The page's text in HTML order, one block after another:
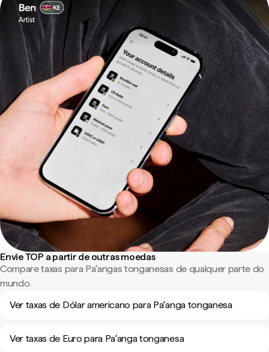
Envie TOP a partir de outras moedas
Compare taxas para Paʻangas tonganesas de qualquer parte do
mundo.
Ver taxas de Dólar americano para Paʻanga tonganesa
Ver taxas de Euro para Paʻanga tonganesa